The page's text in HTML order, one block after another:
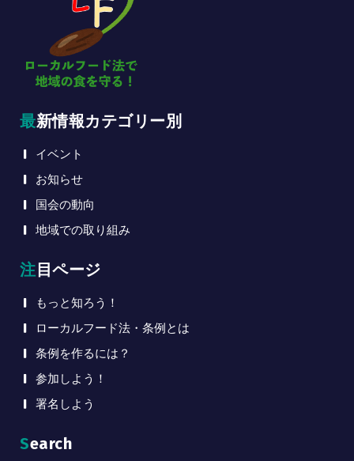
最新情報カテゴリー別
イベント
お知らせ
国会の動向
地域での取り組み
注目ページ
もっと知ろう！
ローカルフード法・条例とは
条例を作るには？
参加しよう！
署名しよう
Search